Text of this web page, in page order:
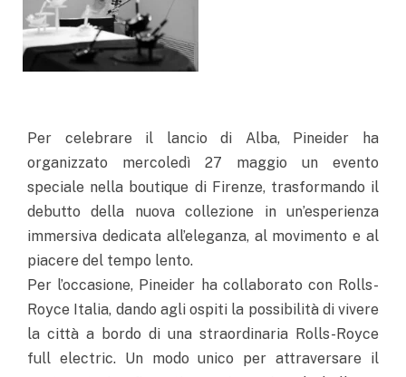
Per celebrare il lancio di Alba, Pineider ha
organizzato mercoledì 27 maggio un evento
speciale nella boutique di Firenze, trasformando il
debutto della nuova collezione in un’esperienza
immersiva dedicata all’eleganza, al movimento e al
piacere del tempo lento.
Per l’occasione, Pineider ha collaborato con Rolls-
Royce Italia, dando agli ospiti la possibilità di vivere
la città a bordo di una straordinaria Rolls-Royce
full electric. Un modo unico per attraversare il